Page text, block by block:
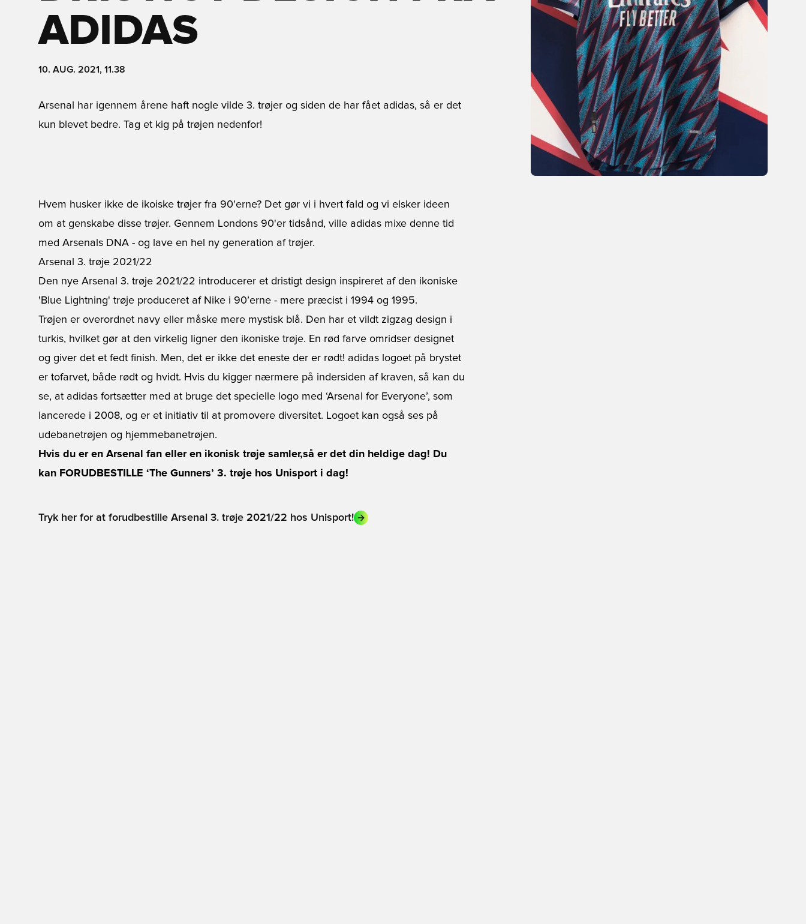
ADIDAS
10. AUG. 2021, 11.38
Arsenal har igennem årene haft nogle vilde 3. trøjer og siden de har fået adidas, så er det
kun blevet bedre. Tag et kig på trøjen nedenfor!
Hvem husker ikke de ikoiske trøjer fra 90'erne? Det gør vi i hvert fald og vi elsker ideen
om at genskabe disse trøjer. Gennem Londons 90'er tidsånd, ville adidas mixe denne tid
med Arsenals DNA - og lave en hel ny generation af trøjer.
Arsenal 3. trøje 2021/22
Den nye Arsenal 3. trøje 2021/22 introducerer et dristigt design inspireret af den ikoniske
'Blue Lightning' trøje produceret af Nike i 90’erne - mere præcist i 1994 og 1995.
Trøjen er overordnet navy eller måske mere mystisk blå. Den har et vildt zigzag design i
turkis, hvilket gør at den virkelig ligner den ikoniske trøje. En rød farve omridser designet
og giver det et fedt finish. Men, det er ikke det eneste der er rødt! adidas logoet på brystet
er tofarvet, både rødt og hvidt. Hvis du kigger nærmere på indersiden af kraven, så kan du
se, at adidas fortsætter med at bruge det specielle logo med ‘Arsenal for Everyone’, som
lancerede i 2008, og er et initiativ til at promovere diversitet. Logoet kan også ses på
udebanetrøjen og hjemmebanetrøjen.
Hvis du er en Arsenal fan eller en ikonisk trøje samler,så er det din heldige dag! Du
kan FORUDBESTILLE ‘The Gunners’ 3. trøje hos Unisport i dag!
Tryk her for at forudbestille Arsenal 3. trøje 2021/22 hos Unisport!